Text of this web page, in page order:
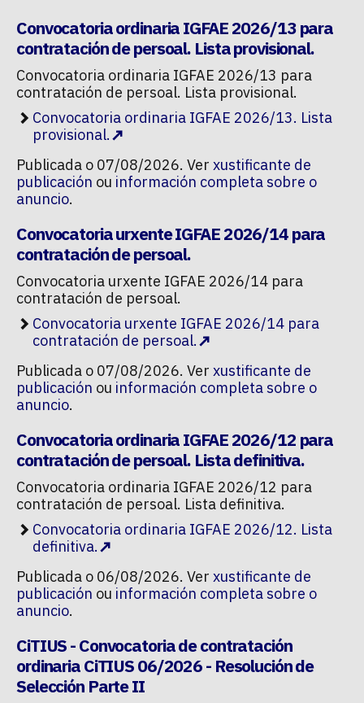
Convocatoria ordinaria IGFAE 2026/13 para
contratación de persoal. Lista provisional.
Convocatoria ordinaria IGFAE 2026/13 para
contratación de persoal. Lista provisional.
Convocatoria ordinaria IGFAE 2026/13. Lista
provisional.
Publicada o 07/08/2026. Ver xustificante de
publicación ou información completa sobre o
anuncio.
Convocatoria urxente IGFAE 2026/14 para
contratación de persoal.
Convocatoria urxente IGFAE 2026/14 para
contratación de persoal.
Convocatoria urxente IGFAE 2026/14 para
contratación de persoal.
Publicada o 07/08/2026. Ver xustificante de
publicación ou información completa sobre o
anuncio.
Convocatoria ordinaria IGFAE 2026/12 para
contratación de persoal. Lista definitiva.
Convocatoria ordinaria IGFAE 2026/12 para
contratación de persoal. Lista definitiva.
Convocatoria ordinaria IGFAE 2026/12. Lista
definitiva.
Publicada o 06/08/2026. Ver xustificante de
publicación ou información completa sobre o
anuncio.
CiTIUS - Convocatoria de contratación
ordinaria CiTIUS 06/2026 - Resolución de
Selección Parte II